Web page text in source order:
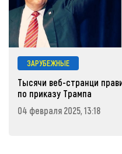
ЗАРУБЕЖНЫЕ
Тысячи веб-странци
по приказу Трампа
04 февраля 2025, 13:18